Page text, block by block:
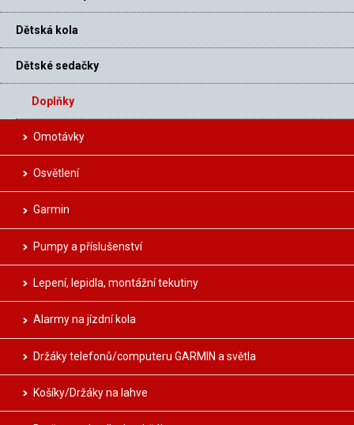
Dětská kola
Dětské sedačky
Doplňky
Omotávky
Osvětlení
Garmin
Pumpy a příslušenství
Lepení, lepidla, montážní tekutiny
Alarmy na jízdní kola
Držáky telefonů/computeru GARMIN a světla
Košíky/Držáky na lahve